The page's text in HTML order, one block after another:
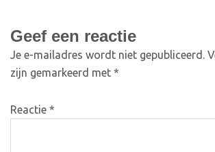
Geef een reactie
Je e-mailadres wordt niet gepubliceerd.
zijn gemarkeerd met *
Reactie *